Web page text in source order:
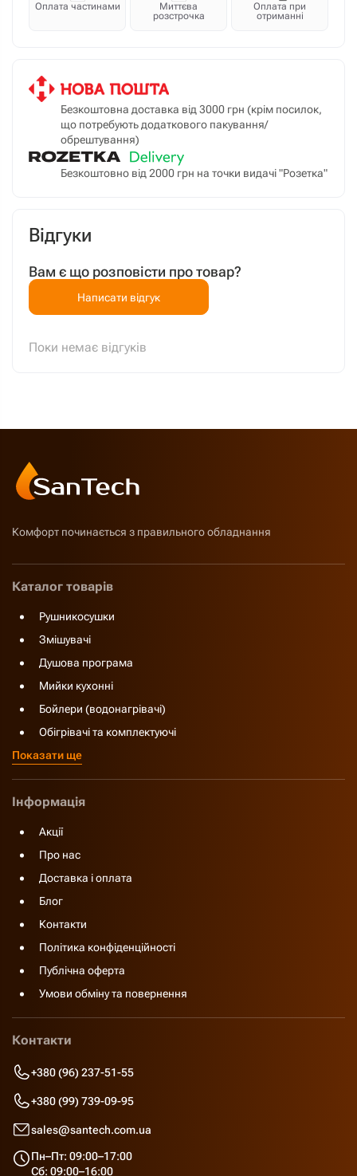
Оплата частинами
Миттєва
розстрочка
Оплата при
отриманні
Безкоштовна доставка від 3000 грн (крім посилок,
що потребують додаткового пакування/
обрештування)
Безкоштовно від 2000 грн на точки видачі "Розетка"
Відгуки
Вам є що розповісти про товар?
Написати відгук
Поки немає відгуків
Комфорт починається з правильного обладнання
Каталог товарів
Рушникосушки
Змішувачі
Душова програма
Мийки кухонні
Бойлери (водонагрівачі)
Обігрівачі та комплектуючі
Показати ще
Інформація
Акції
Про нас
Доставка і оплата
Блог
Контакти
Політика конфіденційності
Публічна оферта
Умови обміну та повернення
Контакти
+380 (96) 237-51-55
+380 (99) 739-09-95
sales@santech.com.ua
Пн–Пт: 09:00–17:00
Сб: 09:00–16:00